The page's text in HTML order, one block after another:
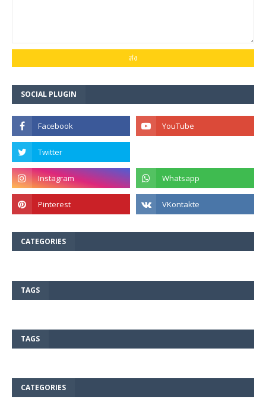
SOCIAL PLUGIN
CATEGORIES
TAGS
TAGS
CATEGORIES